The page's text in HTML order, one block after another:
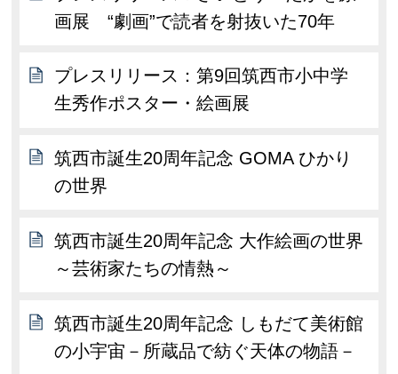
画展 “劇画”で読者を射抜いた70年
プレスリリース：第9回筑西市小中学
生秀作ポスター・絵画展
筑西市誕生20周年記念 GOMA ひかり
の世界
筑西市誕生20周年記念 大作絵画の世界
～芸術家たちの情熱～
筑西市誕生20周年記念 しもだて美術館
の小宇宙－所蔵品で紡ぐ天体の物語－